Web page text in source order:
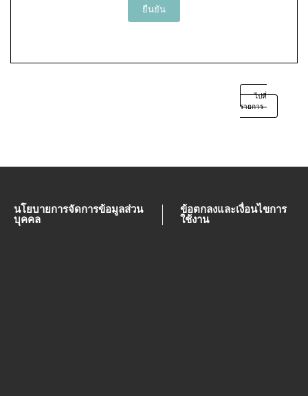
ยืนยัน
ไปที่
รายการ
นโยบายการจัดการข้อมูลส่วน
บุคคล
ข้อตกลงและเงื่อนไขการ
ใช้งาน